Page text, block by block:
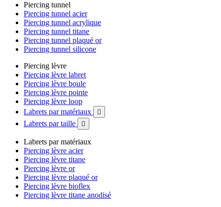
Piercing tunnel
Piercing tunnel acier
Piercing tunnel acrylique
Piercing tunnel titane
Piercing tunnel plaqué or
Piercing tunnel silicone
Piercing lèvre
Piercing lèvre labret
Piercing lèvre boule
Piercing lèvre pointe
Piercing lèvre loop
Labrets par matériaux

Labrets par taille 
Labrets par matériaux
Piercing lèvre acier
Piercing lèvre titane
Piercing lèvre or
Piercing lèvre plaqué or
Piercing lèvre bioflex
Piercing lèvre titane anodisé